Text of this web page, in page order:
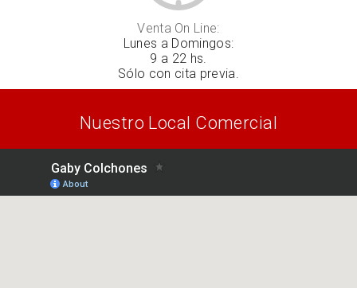
Venta On Line:
Lunes a Domingos:
9 a 22 hs.
Sólo con cita previa.
Nuestro Local Comercial